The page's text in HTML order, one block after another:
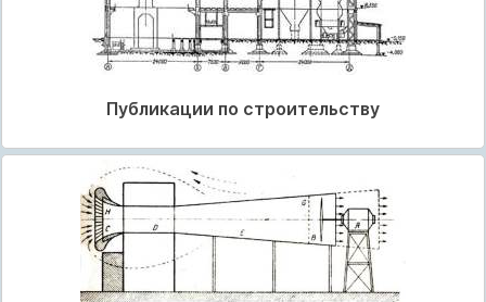
Публикации по строительству